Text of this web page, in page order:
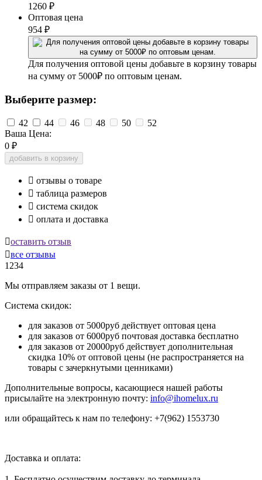
1260 ₽
Оптовая цена
954 ₽
Для получения оптовой цены добавьте в корзину товары
на сумму от 5000₽ по оптовым ценам.
Выберите размер:
42 44 46 48 50
52
Ваша Цена:
0 ₽
добавить в корзину
 отзывы о товаре
 таблица размеров
 система скидок
 оплата и доставка
оставить отзыв
все отзывы
1234
Мы отправляем заказы от 1 вещи.
Система скидок:
для заказов от 5000руб действует оптовая цена
для заказов от 6000руб почтовая доставка бесплатно
для заказов от 20000руб действует дополнительная
скидка 10% от оптовой цены (не распространяется на
товары с зачеркнутыми ценниками)
Дополнительные вопросы, касающиеся нашей работы
присылайте на электронную почту: info@ihomelux.ru
или обращайтесь к нам по телефону: +7(962) 1553730
Доставка и оплата: